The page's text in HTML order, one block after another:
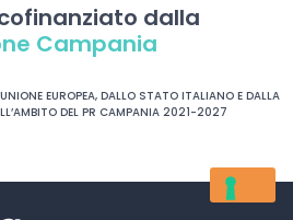
dalla
Campania
EUROPEA, DALLO STATO ITALIANO E DALLA
DEL PR CAMPANIA 2021-2027